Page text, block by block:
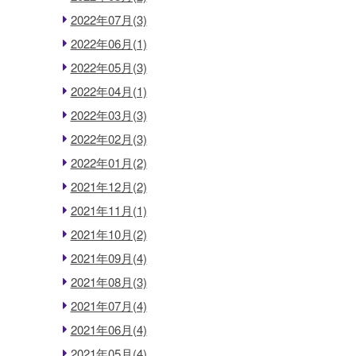
2022年07月(3)
2022年06月(1)
2022年05月(3)
2022年04月(1)
2022年03月(3)
2022年02月(3)
2022年01月(2)
2021年12月(2)
2021年11月(1)
2021年10月(2)
2021年09月(4)
2021年08月(3)
2021年07月(4)
2021年06月(4)